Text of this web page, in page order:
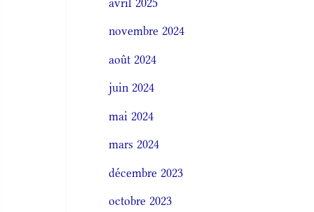
novembre 2024
août 2024
juin 2024
mai 2024
mars 2024
décembre 2023
octobre 2023